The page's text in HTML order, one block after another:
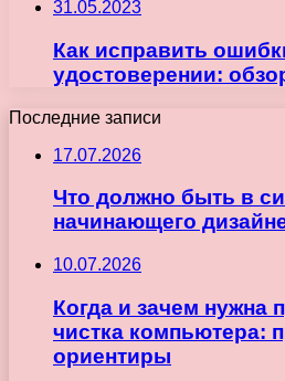
31.05.2023
Как исправить
удостоверении:
Последние записи
17.07.2026
Что должно быть в
начинающего
10.07.2026
Когда и зачем нужна
чистка компьютера:
ориентиры